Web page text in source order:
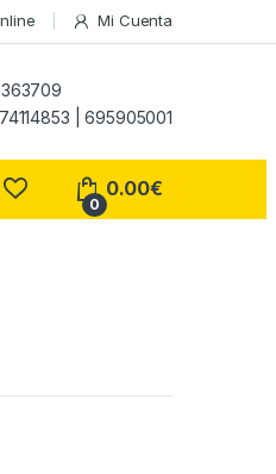
Mi Cuenta
| 695905001
0
0.00€